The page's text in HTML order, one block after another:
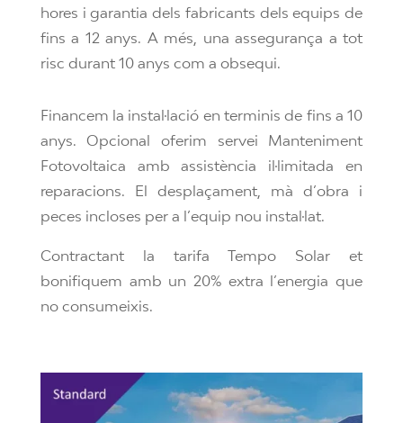
hores i garantia dels fabricants dels equips de
fins a 12 anys. A més, una assegurança a tot
risc durant 10 anys com a obsequi.
Financem la instal·lació en terminis de fins a 10
anys. Opcional oferim servei Manteniment
Fotovoltaica amb assistència il·limitada en
reparacions. El desplaçament, mà d’obra i
peces incloses per a l’equip nou instal·lat.
Contractant la tarifa Tempo Solar et
bonifiquem amb un 20% extra l’energia que
no consumeixis.